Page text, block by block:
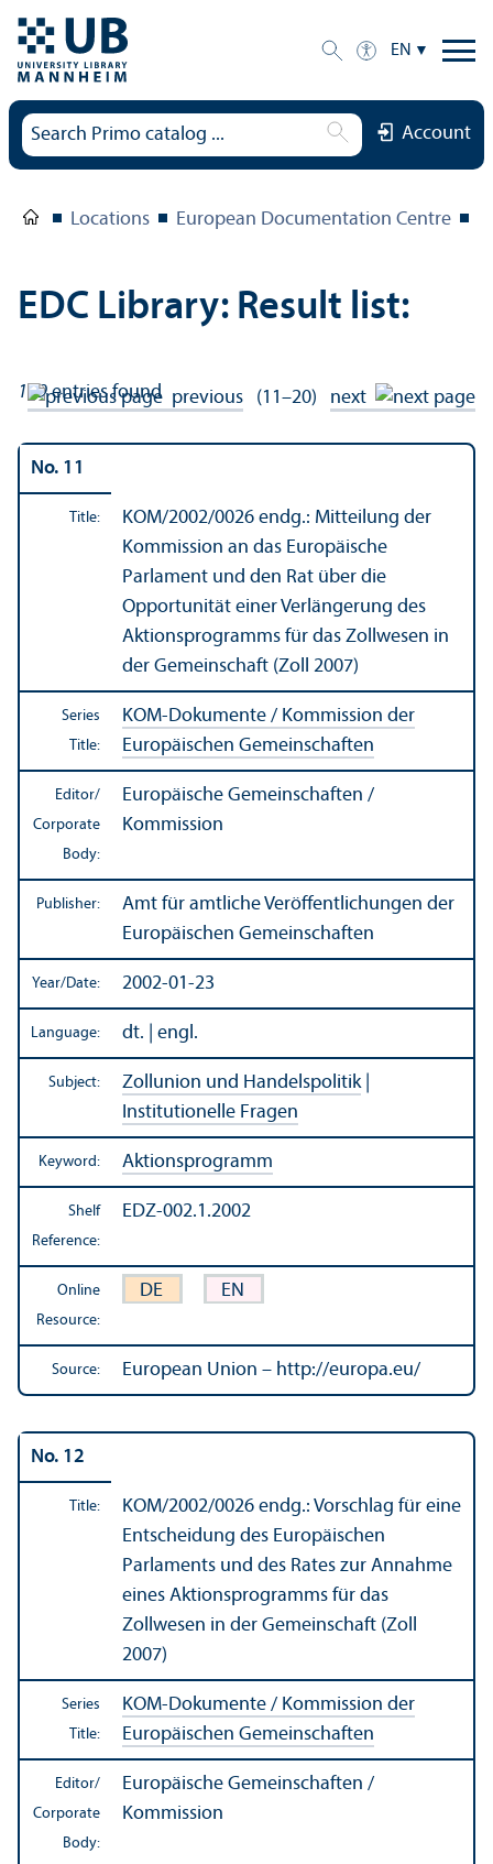
EN
Account
Locations European Documentation Centre
EDC Library: Result list:
139entries found previous (11–20) next
No. 11
Title: KOM/2002/0026 endg.: Mitteilung der
Kommission an das Europäische
Parlament und den Rat über die
Opportunität einer Verlängerung des
Aktionsprogramms für das Zollwesen in
der Gemeinschaft (Zoll 2007)
Series
Title:
KOM-Dokumente / Kommission der
Europäischen Gemeinschaften
Editor/
Corporate
Body:
Europäische Gemeinschaften /
Kommission
Publisher:
Amt für amtliche Veröffentlichungen der
Europäischen Gemeinschaften
Year/Date: 2002-01-23
Language: dt. | engl.
Subject: Zollunion und Handelspolitik|
Institutionelle Fragen
Keyword: Aktionsprogramm
Shelf
Reference:
EDZ-002.1.2002
Online
Resource:
DE EN
Source: European Union – http://europa.eu/
No. 12
Title: KOM/2002/0026 endg.: Vorschlag für eine
Entscheidung des Europäischen
Parlaments und des Rates zur Annahme
eines Aktionsprogramms für das
Zollwesen in der Gemeinschaft (Zoll
2007)
Series
Title:
KOM-Dokumente / Kommission der
Europäischen Gemeinschaften
Editor/
Corporate
Body:
Europäische Gemeinschaften /
Kommission